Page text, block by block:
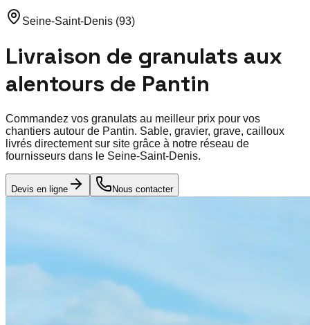
Seine-Saint-Denis (93)
Livraison de granulats aux
alentours de Pantin
Commandez vos granulats au meilleur prix pour vos
chantiers autour de Pantin. Sable, gravier, grave, cailloux
livrés directement sur site grâce à notre réseau de
fournisseurs dans le Seine-Saint-Denis.
Devis en ligne Nous contacter